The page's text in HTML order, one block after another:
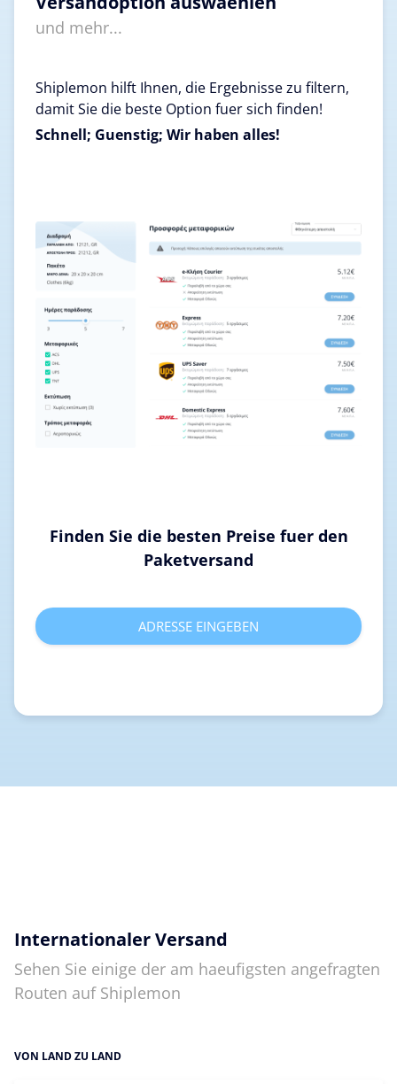
und mehr...
Shiplemon hilft Ihnen, die Ergebnisse zu filtern,
damit Sie die beste Option fuer sich finden!
Schnell; Guenstig; Wir haben alles!
Finden Sie die besten Preise fuer den
Paketversand
ADRESSE EINGEBEN
Internationaler Versand
Sehen Sie einige der am haeufigsten angefragten
Routen auf Shiplemon
VON LAND ZU LAND